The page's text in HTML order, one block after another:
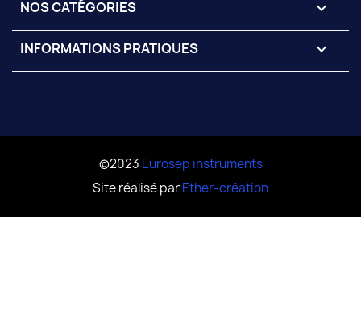
NOS CATÉGORIES 
INFORMATIONS PRATIQUES 
©2023 Eurosep instruments
Site réalisé parEther-création